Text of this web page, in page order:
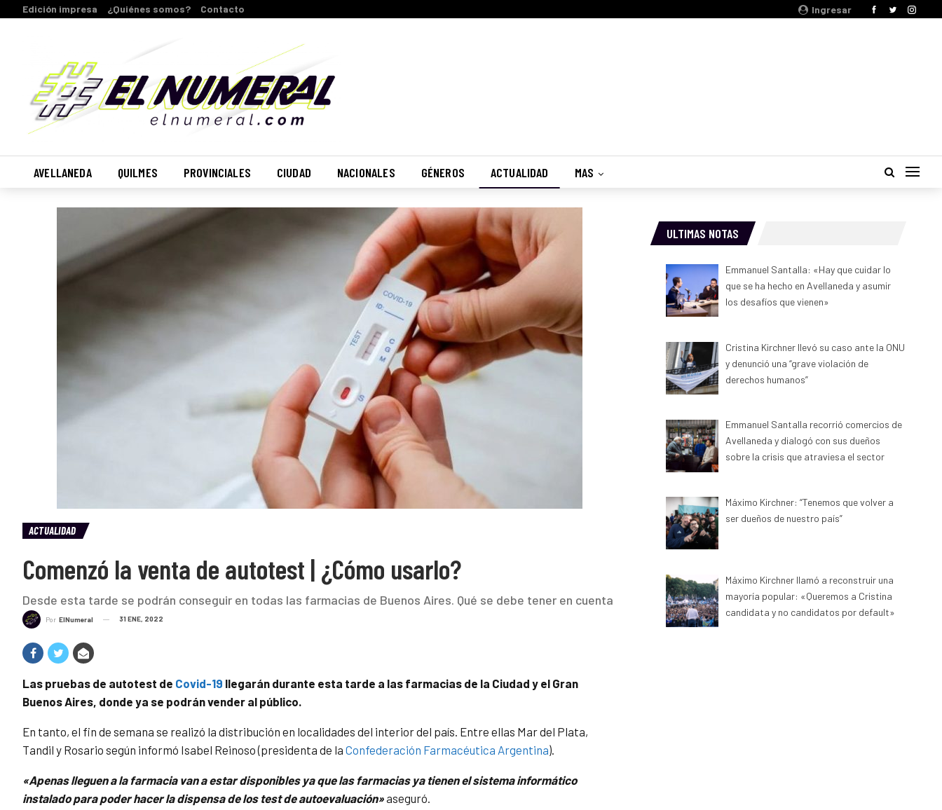
Ingresar
Edición impresa ¿Quiénes somos? Contacto
AVELLANEDA QUILMES PROVINCIALES CIUDAD NACIONALES GÉNEROS ACTUALIDAD MAS
ACTUALIDAD
Comenzó la venta de autotest | ¿Cómo usarlo?
Desde esta tarde se podrán conseguir en todas las farmacias de Buenos Aires. Qué se debe tener en cuenta
Por ElNumeral 31 ENE, 2022
Las pruebas de autotest de Covid-19 llegarán durante esta tarde a las farmacias de la Ciudad y el Gran
Buenos Aires, donde ya se podrán vender al público.
En tanto, el fin de semana se realizó la distribución en localidades del interior del país. Entre ellas Mar del Plata,
Tandil y Rosario según informó Isabel Reinoso (presidenta de la Confederación Farmacéutica Argentina).
«Apenas lleguen a la farmacia van a estar disponibles ya que las farmacias ya tienen el sistema informático
instalado para poder hacer la dispensa de los test de autoevaluación»aseguró.
ULTIMAS NOTAS
Emmanuel Santalla: «Hay que cuidar lo
que se ha hecho en Avellaneda y asumir
los desafíos que vienen»
Cristina Kirchner llevó su caso ante la ONU
y denunció una “grave violación de
derechos humanos”
Emmanuel Santalla recorrió comercios de
Avellaneda y dialogó con sus dueños
sobre la crisis que atraviesa el sector
Máximo Kirchner: “Tenemos que volver a
ser dueños de nuestro país”
Máximo Kirchner llamó a reconstruir una
mayoría popular: «Queremos a Cristina
candidata y no candidatos por default»